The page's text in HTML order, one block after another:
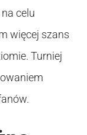
celu
więcej szans
Turniej